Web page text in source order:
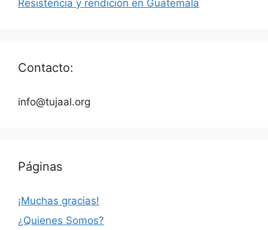
Resistencia y rendición en Guatemala
Contacto:
info@tujaal.org
Páginas
¡Muchas gracias!
¿Quienes Somos?